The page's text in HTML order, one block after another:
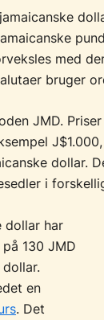
med
bruger
JMD.
dollar.
i
dollar har
130 JMD
en
. Det